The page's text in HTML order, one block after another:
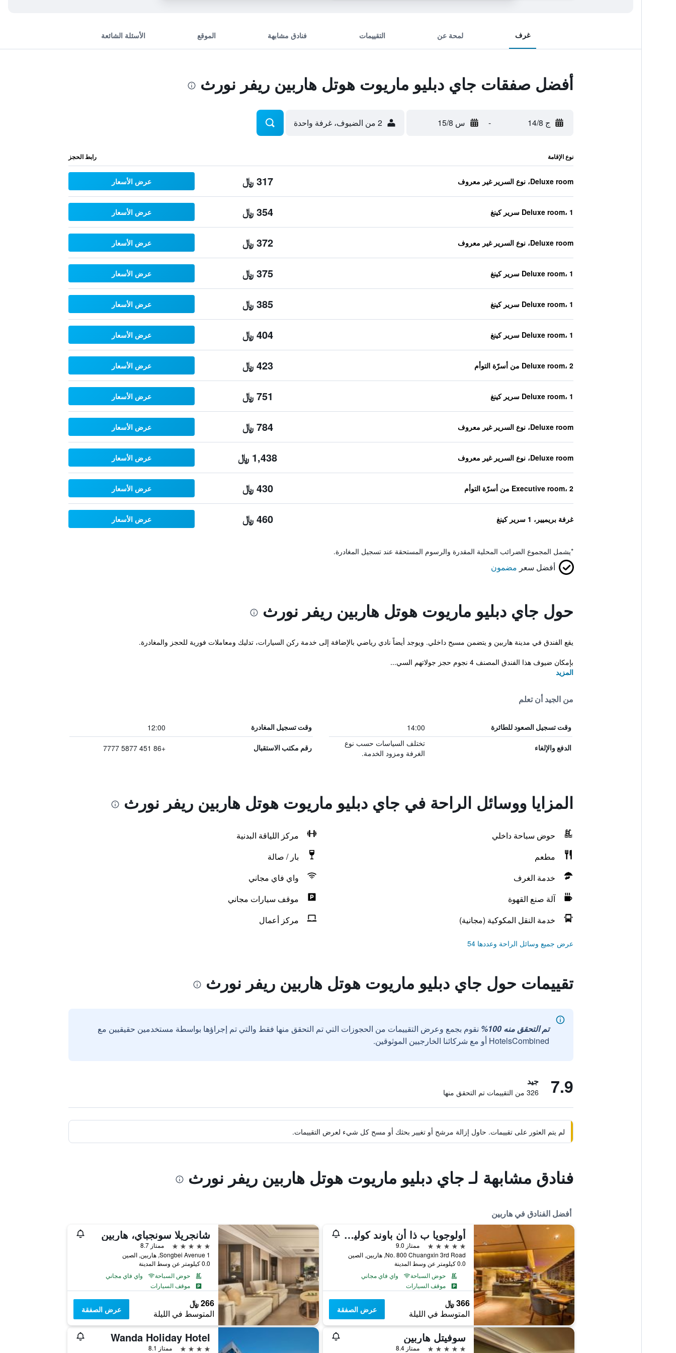
غرف لمحة عن التقييمات فنادق مشابهة الموقع الأسئلة الشائعة
أفضل صفقات جاي دبليو ماريوت هوتل هاربين ريفر نورث
ج 14/8 - س 15/8 2 من الضيوف، غرفة واحدة
نوع الإقامة رابط الحجز
Deluxe room، نوع السرير غير معروف 317 ﷼ عرض الأسعار
Deluxe room، 1 سرير كينغ 354 ﷼ عرض الأسعار
Deluxe room، نوع السرير غير معروف 372 ﷼ عرض الأسعار
Deluxe room، 1 سرير كينغ 375 ﷼ عرض الأسعار
Deluxe room، 1 سرير كينغ 385 ﷼ عرض الأسعار
Deluxe room، 1 سرير كينغ 404 ﷼ عرض الأسعار
Deluxe room، 2 من أسرّة التوأم 423 ﷼ عرض الأسعار
Deluxe room، 1 سرير كينغ 751 ﷼ عرض الأسعار
Deluxe room، نوع السرير غير معروف 784 ﷼ عرض الأسعار
Deluxe room، نوع السرير غير معروف 1,438 ﷼ عرض الأسعار
Executive room، 2 من أسرّة التوأم 430 ﷼ عرض الأسعار
غرفة بريميير، 1 سرير كينغ 460 ﷼ عرض الأسعار
*يشمل المجموع الضرائب المحلية المقدرة والرسوم المستحقة عند تسجيل المغادرة.
أفضل سعر مضمون
حول جاي دبليو ماريوت هوتل هاربين ريفر نورث
يقع الفندق في مدينة هاربين و يتضمن مسبح داخلي. ويوجد أيضاً نادي رياضي بالإضافة إلى خدمة ركن السيارات، تدليك ومعاملات فورية للحجز والمغادرة.
بإمكان ضيوف هذا الفندق المصنف 4 نجوم حجز جولاتهم السي...
المزيد
من الجيد أن تعلم
وقت تسجيل الصعود للطائرة 14:00 وقت تسجيل المغادرة 12:00
الدفع والإلغاء
تختلف السياسات حسب نوع
الغرفة ومزود الخدمة.
رقم مكتب الاستقبال +86 451 5877 7777
المزايا ووسائل الراحة في جاي دبليو ماريوت هوتل هاربين ريفر نورث
حوض سباحة داخلي
مركز اللياقة البدنية
مطعم
بار / صالة
خدمة الغرف
واي فاي مجاني
آلة صنع القهوة
موقف سيارات مجاني
خدمة النقل المكوكية (مجانية)
مركز أعمال
عرض جميع وسائل الراحة وعددها 54
تقييمات حول جاي دبليو ماريوت هوتل هاربين ريفر نورث
تم التحقق منه 100%
نقوم بجمع وعرض التقييمات من الحجوزات التي تم التحقق منها فقط والتي تم إجراؤها بواسطة مستخدمين حقيقيين مع
HotelsCombined أو مع شركائنا الخارجيين الموثوقين.
7.9 جيد
326 من التقييمات تم التحقق منها
لم يتم العثور على تقييمات. حاول إزالة مرشح أو تغيير بحثك أو مسح كل شيء لعرض التقييمات.
فنادق مشابهة لـ جاي دبليو ماريوت هوتل هاربين ريفر نورث
أفضل الفنادق في هاربين
أولوجويا ب ذا أن باوند كوليكشن باي حيات
5 نجوم
ممتاز 9.0
No. 800 Chuangxin 3rd Road, هاربين, الصين
0.0 كيلومتر عن وسط المدينة
حوض السباحة
واي فاي مجاني
موقف السيارات
366 ﷼
المتوسط في الليلة عرض الصفقة
شانجريلا سونجباي، هاربين
5 نجوم
ممتاز 8.7
1 Songbei Avenue, هاربين, الصين
0.0 كيلومتر عن وسط المدينة
حوض السباحة
واي فاي مجاني
موقف السيارات
266 ﷼
المتوسط في الليلة عرض الصفقة
سوفيتل هاربين
5 نجوم ممتاز 8.4
Wanda Holiday Hotel
4 نجوم ممتاز 8.1